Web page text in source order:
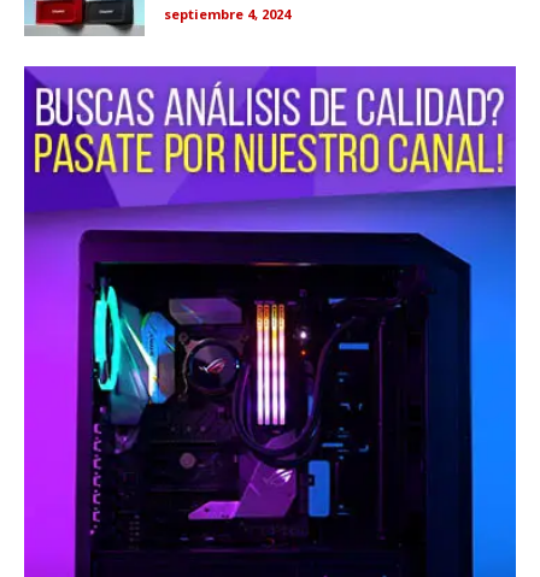
septiembre 4, 2024